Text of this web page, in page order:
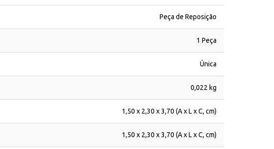
Peça de Reposição
1 Peça
Única
0,022 kg
1,50 x 2,30 x 3,70 (A x L x C, cm)
1,50 x 2,30 x 3,70 (A x L x C, cm)